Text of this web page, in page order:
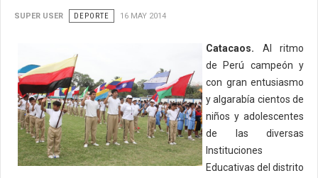
SUPER USER DEPORTE 16 MAY 2014
Catacaos. Al ritmo
de Perú campeón y
con gran entusiasmo
y algarabía cientos de
niños y adolescentes
de las diversas
Instituciones
Educativas del distrito